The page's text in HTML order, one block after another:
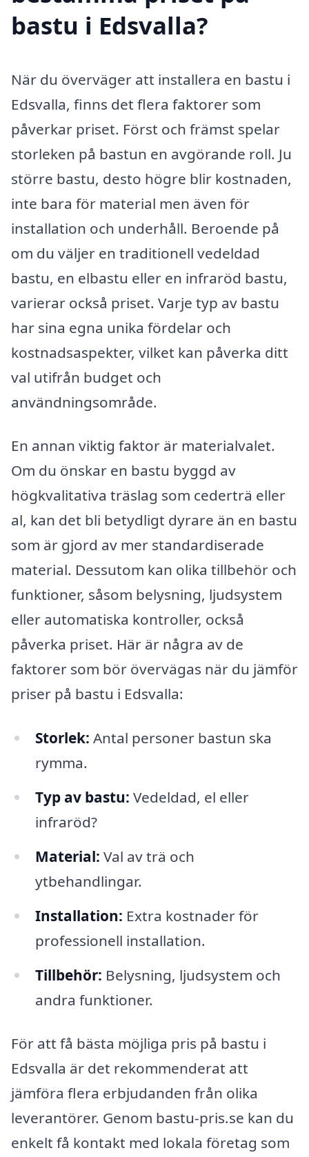
bastu i Edsvalla?
När du överväger att installera en bastu i
Edsvalla, finns det flera faktorer som
påverkar priset. Först och främst spelar
storleken på bastun en avgörande roll. Ju
större bastu, desto högre blir kostnaden,
inte bara för material men även för
installation och underhåll. Beroende på
om du väljer en traditionell vedeldad
bastu, en elbastu eller en infraröd bastu,
varierar också priset. Varje typ av bastu
har sina egna unika fördelar och
kostnadsaspekter, vilket kan påverka ditt
val utifrån budget och
användningsområde.
En annan viktig faktor är materialvalet.
Om du önskar en bastu byggd av
högkvalitativa träslag som cederträ eller
al, kan det bli betydligt dyrare än en bastu
som är gjord av mer standardiserade
material. Dessutom kan olika tillbehör och
funktioner, såsom belysning, ljudsystem
eller automatiska kontroller, också
påverka priset. Här är några av de
faktorer som bör övervägas när du jämför
priser på bastu i Edsvalla:
Storlek: Antal personer bastun ska
rymma.
Typ av bastu: Vedeldad, el eller
infraröd?
Material: Val av trä och
ytbehandlingar.
Installation: Extra kostnader för
professionell installation.
Tillbehör: Belysning, ljudsystem och
andra funktioner.
För att få bästa möjliga pris på bastu i
Edsvalla är det rekommenderat att
jämföra flera erbjudanden från olika
leverantörer. Genom bastu-pris.se kan du
enkelt få kontakt med lokala företag som